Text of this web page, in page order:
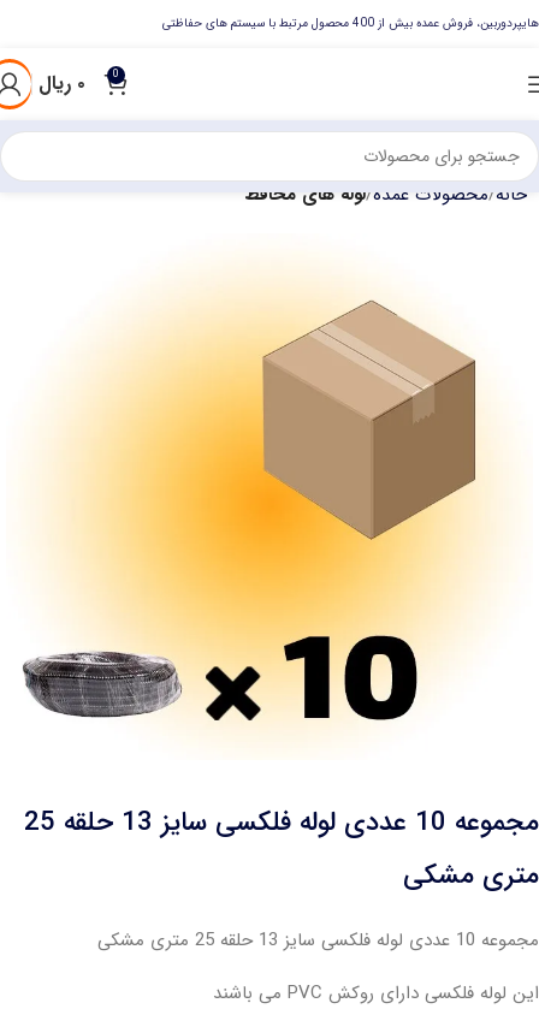
هایپردوربین، فروش عمده بیش از 400 محصول مرتبط با سیستم های حفاظتی
0 ۰ ریال
خانه محصولات عمده لوله های محافظ
مجموعه 10 عددی لوله فلکسی سایز 13 حلقه 25
متری مشکی
مجموعه 10 عددی لوله فلکسی سایز 13 حلقه 25 متری مشکی
این لوله فلکسی دارای روکش PVC می باشند